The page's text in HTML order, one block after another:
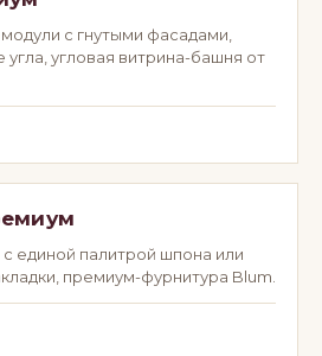
с гнутыми фасадами,
угловая витрина-башня от
единой палитрой шпона или
премиум-фурнитура Blum.